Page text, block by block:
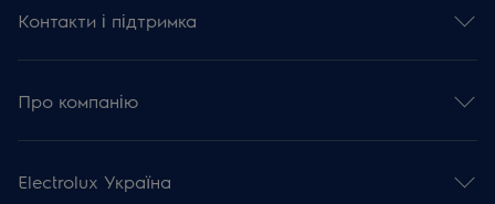
Контакти і підтримка
Сервісні питання
База знань та поради
Зареєструвати виріб
Інструкції з експлуатації
Про компанію
Прес-центр та новини
Фінансова інформація
Electrolux Україна